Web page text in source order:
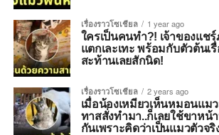
เรื่องราวโซเชียล 1 year ago
ใครเป็นคนทำ?! เจ้าของแช
แตกเละเทะ พร้อมกับตัวต้นเ
สะท้านเลยสักนิด!
เรื่องราวโซเชียล 2 years ago
เมื่อน้องเหมียวเห็นหมอนแ
ทาสสั่งทำมา..ก็เลยใช้ขาหน้
กันเพราะคิดว่าเป็นแมวตัวจริ